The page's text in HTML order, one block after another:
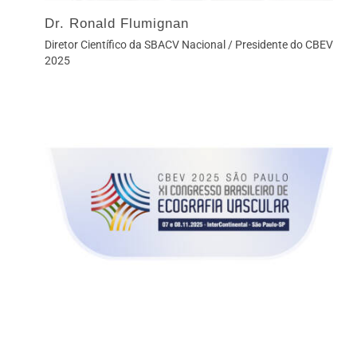
Dr. Ronald Flumignan
Diretor Científico da SBACV Nacional / Presidente do CBEV
2025